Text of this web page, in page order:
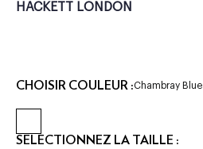
HACKETT LONDON
CHOISIR COULEUR :Chambray Blue
SÉLECTIONNEZ LA TAILLE :